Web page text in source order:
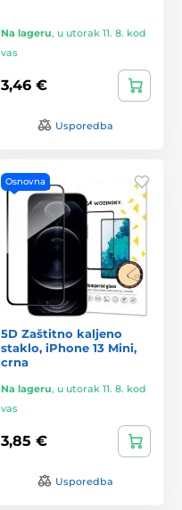
Na lageru, u utorak 11. 8. kod
vas
3,46 €
Usporedba
Osnovna
5D Zaštitno kaljeno
staklo, iPhone 13 Mini,
crna
Na lageru, u utorak 11. 8. kod
vas
3,85 €
Usporedba